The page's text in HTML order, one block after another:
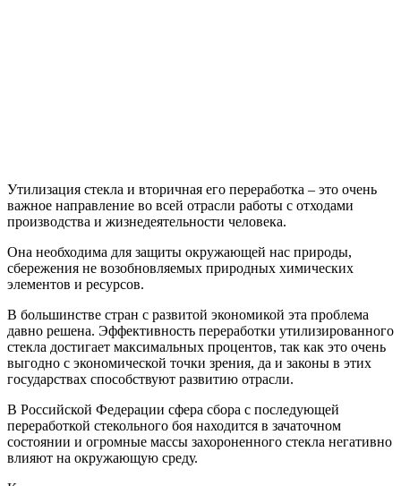
Утилизация стекла и вторичная его переработка – это очень
важное направление во всей отрасли работы с отходами
производства и жизнедеятельности человека.
Она необходима для защиты окружающей нас природы,
сбережения не возобновляемых природных химических
элементов и ресурсов.
В большинстве стран с развитой экономикой эта проблема
давно решена. Эффективность переработки утилизированного
стекла достигает максимальных процентов, так как это очень
выгодно с экономической точки зрения, да и законы в этих
государствах способствуют развитию отрасли.
В Российской Федерации сфера сбора с последующей
переработкой стекольного боя находится в зачаточном
состоянии и огромные массы захороненного стекла негативно
влияют на окружающую среду.